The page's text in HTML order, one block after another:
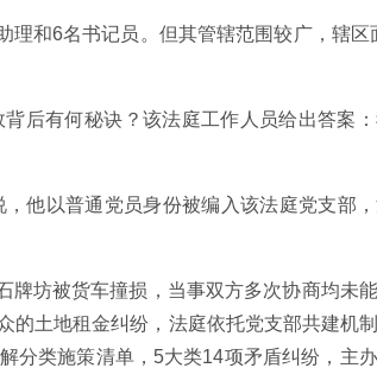
和6名书记员。但其管辖范围较广，辖区
后有何秘诀？该法庭工作人员给出答案
他以普通党员身份被编入该法庭党支部
坊被货车撞损，当事双方多次协商均未
土地租金纠纷，法庭依托党支部共建机
分类施策清单，5大类14项矛盾纠纷，主